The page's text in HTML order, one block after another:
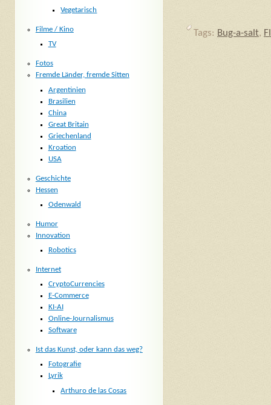
Tags: Bug-a-salt,
Vegetarisch
Filme / Kino
TV
Fotos
Fremde Länder, fremde Sitten
Argentinien
Brasilien
China
Great Britain
Griechenland
Kroation
USA
Geschichte
Hessen
Odenwald
Humor
Innovation
Robotics
Internet
CryptoCurrencies
E-Commerce
KI-AI
Online-Journalismus
Software
Ist das Kunst, oder kann das weg?
Fotografie
Lyrik
Arthuro de las Cosas